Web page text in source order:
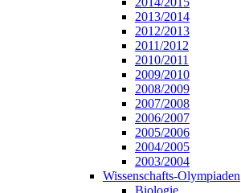
2013/2014
2012/2013
2011/2012
2010/2011
2009/2010
2008/2009
2007/2008
2006/2007
2005/2006
2004/2005
2003/2004
Wissenschafts-Olympiaden